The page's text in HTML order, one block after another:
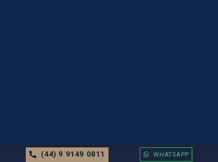
(44) 9 9149 0811 WHATSAPP